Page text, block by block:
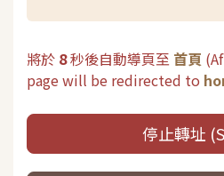
將於 8秒後自動導頁至 首頁 (
page will be redirected to
停止轉址